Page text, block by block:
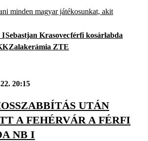
minden magyar játékosunkat, akit
ISebastjan Krasovecférfi kosárlabda
Zalakerámia ZTE
20:15
UTÁN
A FEHÉRVÁR A FÉRFI
NB I